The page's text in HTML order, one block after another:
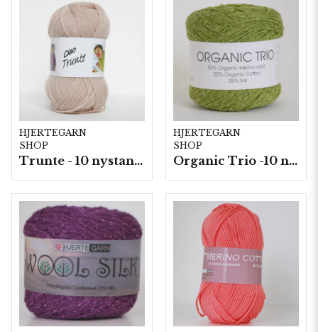
HJERTEGARN
SHOP
Trunte - 10 nystan a50g./fp.
HJERTEGARN
SHOP
Organic Trio -10 nystan a50g./fp.